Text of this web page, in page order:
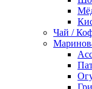
Чай /